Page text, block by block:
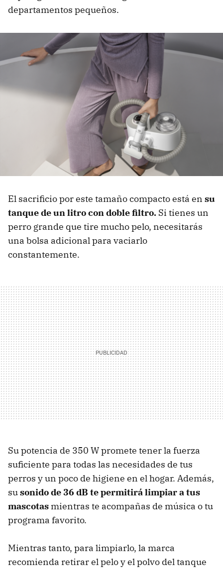
departamentos pequeños.
El sacrificio por este tamaño compacto está en su
tanque de un litro con doble filtro. Si tienes un
perro grande que tire mucho pelo, necesitarás
una bolsa adicional para vaciarlo
constantemente.
Su potencia de 350 W promete tener la fuerza
suficiente para todas las necesidades de tus
perros y un poco de higiene en el hogar. Además,
susonido de 36 dB te permitirá limpiar a tus
mascotas mientras te acompañas de música o tu
programa favorito.
Mientras tanto, para limpiarlo, la marca
recomienda retirar el pelo y el polvo del tanque